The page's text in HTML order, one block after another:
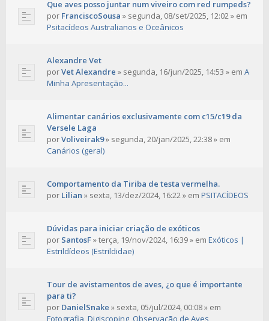
Que aves posso juntar num viveiro com red rumpeds?
por FranciscoSousa » segunda, 08/set/2025, 12:02» em
Psitacídeos Australianos e Oceânicos
Alexandre Vet
porVet Alexandre » segunda, 16/jun/2025, 14:53 » em A
Minha Apresentação...
Alimentar canários exclusivamente com c15/c19 da
Versele Laga
porVoliveirak9» segunda, 20/jan/2025, 22:38» em
Canários (geral)
Comportamento da Tiriba de testa vermelha.
por Lilian » sexta, 13/dez/2024, 16:22» em PSITACÍDEOS
Dúvidas para iniciar criação de exóticos
por SantosF»terça, 19/nov/2024, 16:39» em Exóticos |
Estrildídeos (Estrildidae)
Tour de avistamentos de aves, ¿o que é importante
para ti?
por DanielSnake » sexta, 05/jul/2024, 00:08» em
Fotografia, Digiscoping, Observação de Aves